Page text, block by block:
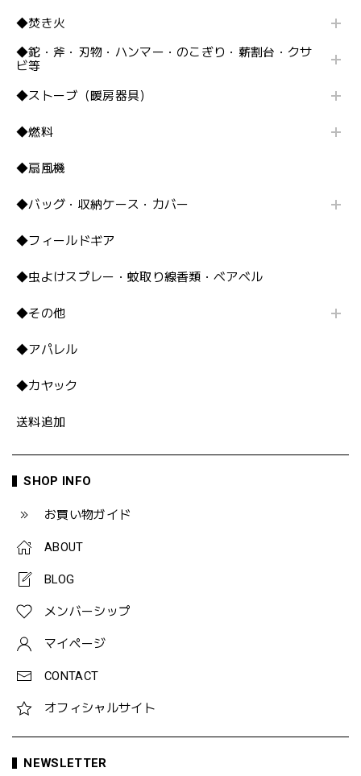
◆焚き火
◆鉈・斧・刃物・ハンマー・のこぎり・薪割台・クサ
ビ等
◆ストーブ（暖房器具）
◆燃料
◆扇風機
◆バッグ・収納ケース・カバー
◆フィールドギア
◆虫よけスプレー・蚊取り線香類・ベアベル
◆その他
◆アパレル
◆カヤック
送料追加
SHOP INFO
お買い物ガイド
ABOUT
BLOG
メンバーシップ
マイページ
CONTACT
オフィシャルサイト
NEWSLETTER